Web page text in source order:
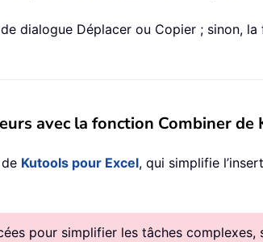
dialogue Déplacer ou Copier ; sinon,
avec la fonction Combiner de
de Kutools pour Excel, qui simplifie
pour simplifier les tâches